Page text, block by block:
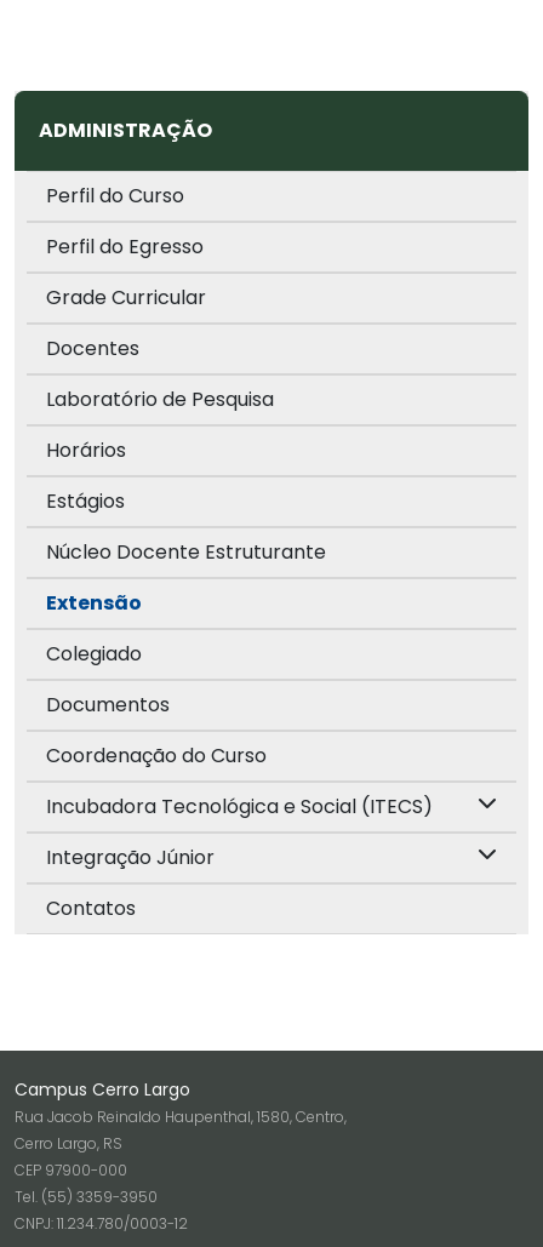
ADMINISTRAÇÃO
Perfil do Curso
Perfil do Egresso
Grade Curricular
Docentes
Laboratório de Pesquisa
Horários
Estágios
Núcleo Docente Estruturante
Extensão
Colegiado
Documentos
Coordenação do Curso
Incubadora Tecnológica e Social (ITECS)
Integração Júnior
Contatos
Campus Cerro Largo
Rua Jacob Reinaldo Haupenthal, 1580, Centro,
Cerro Largo, RS
CEP 97900-000
Tel. (55) 3359-3950
CNPJ: 11.234.780/0003-12